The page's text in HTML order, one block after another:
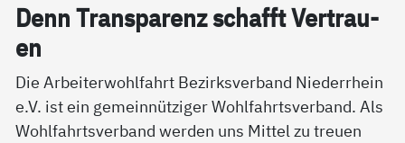
Denn Tran­s­pa­renz schafft Ver­trau­
en
Die Arbeiterwohlfahrt Bezirksverband Niederrhein
e.V. ist ein gemeinnütziger Wohlfahrtsverband. Als
Wohlfahrtsverband werden uns Mittel zu treuen